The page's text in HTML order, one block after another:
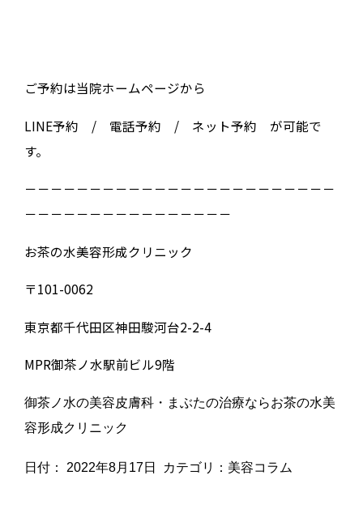
ご予約は当院ホームページから
LINE予約 / 電話予約 / ネット予約 が可能で
す。
－－－－－－－－－－－－－－－－－－－－－－－－
－－－－－－－－－－－－－－－－
お茶の水美容形成クリニック
〒101-0062
東京都千代田区神田駿河台2-2-4
MPR御茶ノ水駅前ビル9階
御茶ノ水の美容皮膚科・まぶたの治療ならお茶の水美
容形成クリニック
日付： 2022年8月17日 カテゴリ： 美容コラム